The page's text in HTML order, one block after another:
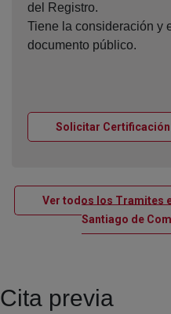
del Registro.
Tiene la consideración y
documento público.
Solicitar Certificación
Ver todos los Tramites
Santiago de
Cita previa